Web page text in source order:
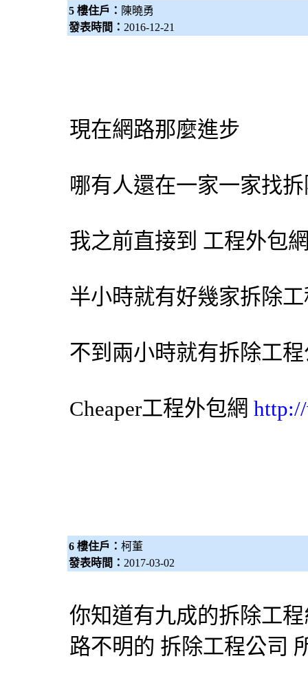
5 樓住戶： 陳曉勇
發表時間： 2016-12-21
現在網路那麼進步
哪有人還在一家一家找
我之前直接到 工程外包
半小時就有好幾家拆除
不到兩小時就有拆除工程
Cheaper工程外包網
6 樓住戶： 柯董
發表時間： 2017-03-02
你知道有九成的拆除工
路不明的 拆除工程公司